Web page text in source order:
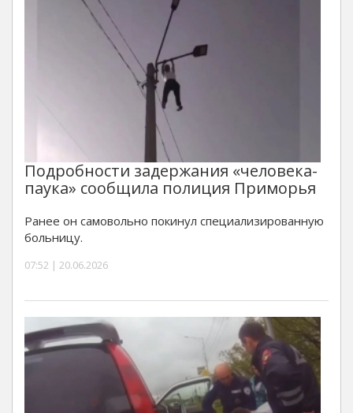
Подробности задержания «человека-
паука» сообщила полиция Приморья
Ранее он самовольно покинул специализированную
больницу.
07:52 | 20.06.2026